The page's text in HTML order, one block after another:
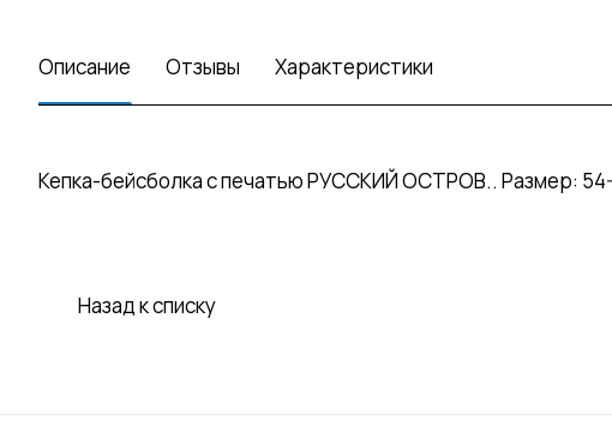
Описание Отзывы Характеристики
Кепка-бейсболка с печатью РУССКИЙ ОСТРОВ.. Размер:
Назад к списку